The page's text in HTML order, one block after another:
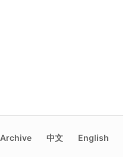
Archive 中文 English